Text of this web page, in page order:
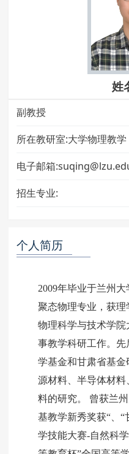
姓
副教授
所在教研室:大学物理教学
电子邮箱
招生专业:
个人简历
2009年毕业于兰州
聚态物理专业，获
物理科学与技术学
事教学科研工作。
学基金和甘肃省基
源材料、半导体材
料的研究。 曾获兰
基教学新秀奖获“、
学技能大赛-自然科